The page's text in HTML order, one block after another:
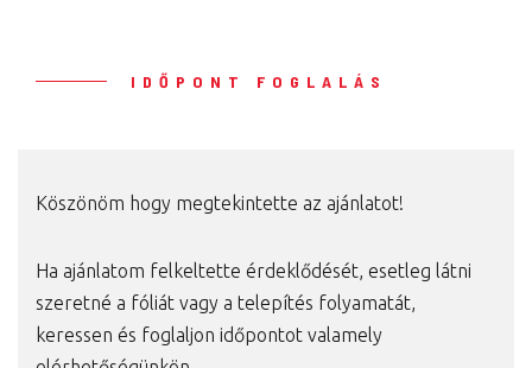
IDŐPONT FOGLALÁS
Köszönöm hogy megtekintette az ajánlatot!
Ha ajánlatom felkeltette érdeklődését, esetleg látni
szeretné a fóliát vagy a telepítés folyamatát,
keressen és foglaljon időpontot valamely